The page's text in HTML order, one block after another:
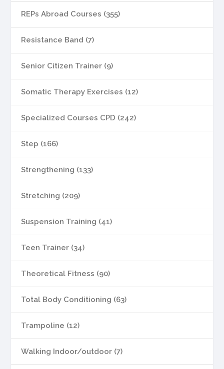
REPs Abroad Courses (355)
Resistance Band (7)
Senior Citizen Trainer (9)
Somatic Therapy Exercises (12)
Specialized Courses CPD (242)
Step (166)
Strengthening (133)
Stretching (209)
Suspension Training (41)
Teen Trainer (34)
Theoretical Fitness (90)
Total Body Conditioning (63)
Trampoline (12)
Walking Indoor/outdoor (7)